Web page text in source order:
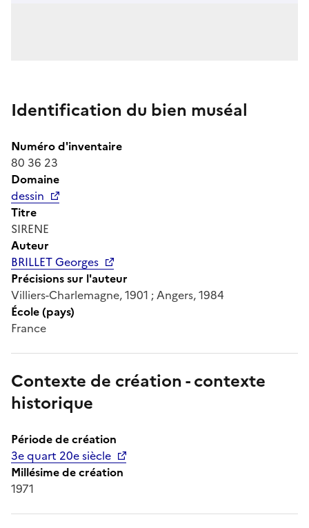
Identification du bien muséal
Numéro d'inventaire
80 36 23
Domaine
dessin
Titre
SIRENE
Auteur
BRILLET Georges
Précisions sur l'auteur
Villiers-Charlemagne, 1901 ; Angers, 1984
École (pays)
France
Contexte de création - contexte
historique
Période de création
3e quart 20e siècle
Millésime de création
1971